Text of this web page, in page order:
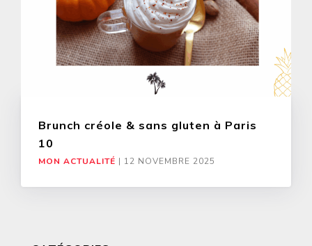
Brunch créole & sans gluten à Paris
10
MON ACTUALITÉ | 12 NOVEMBRE 2025